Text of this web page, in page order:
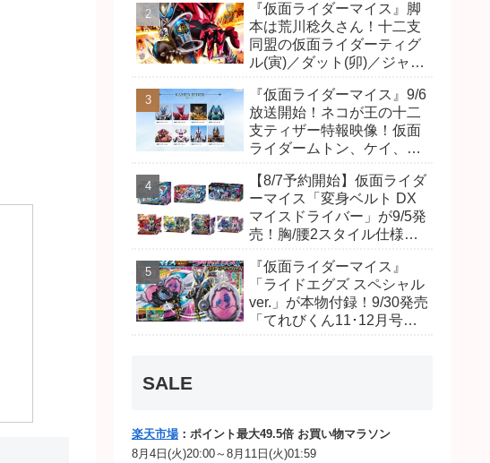
ー、DXネオディケイドライ
バー、DXホッパーゼクター
ほか12点！
『仮面ライダーマイス』脚
本は荒川稔久さん！十二支
同盟の仮面ライダーティグ
ル(寅)／ダット(卯)／ジャオ
尾達臣のキャストが発表！
トリガーのアキト金子隼也
さんも変身！
『仮面ライダーマイス』9/6
放送開始！ネコが王の十二
支ティザー特報映像！仮面
ライダームトン、ケイ、ヴ
開！ライダーは子丑寅卯辰
巳午未申酉戌亥猫猫の14
人⁉
【8/7予約開始】仮面ライダ
ーマイス「変身ベルト DX
マイスドライバー」が9/5発
売！胸/腰2スタイル仕様！
ッシュ、ジャオ/バイト、ケ
イ/ショットボーンバックル
も！
『仮面ライダーマイス』
「ライドエグズ スペシャル
ver.」が本物付録！9/30発売
「てれびくん11･12月号」
SALE
楽天市場 ：ポイント最大49.5倍 お買い物マラソン
8月4日(火)20:00～8月11日(火)01:59